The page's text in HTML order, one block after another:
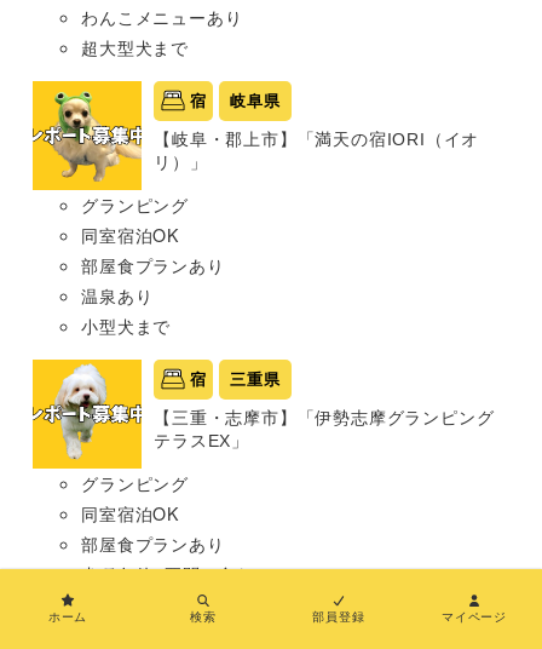
わんこメニューあり
超大型犬まで
宿 岐阜県
【岐阜・郡上市】「満天の宿IORI（イオ
リ）」
グランピング
同室宿泊OK
部屋食プランあり
温泉あり
小型犬まで
宿 三重県
【三重・志摩市】「伊勢志摩グランピング
テラスEX」
グランピング
同室宿泊OK
部屋食プランあり
犬種条件: 要問い合わせ
ホーム 検索 部員登録 マイページ